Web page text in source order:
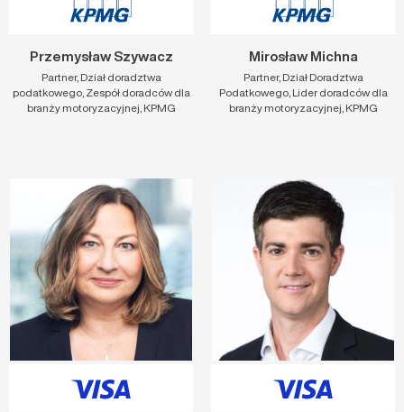
Przemysław Szywacz
Partner, Dział doradztwa
podatkowego, Zespół doradców dla
branży motoryzacyjnej, KPMG
Mirosław Michna
Partner, Dział Doradztwa
Podatkowego, Lider doradców dla
branży motoryzacyjnej, KPMG